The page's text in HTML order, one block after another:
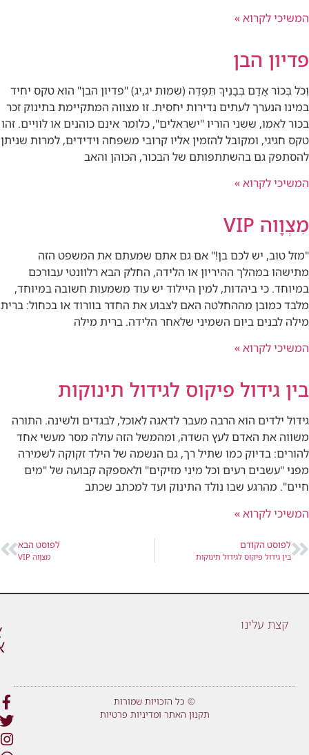
המשיכי לקרוא »
פדיון הבן
וְכֹל בְּכוֹר אָדָם בְּבָנֶיךָ תִּפְדֶּה (שמות יג,יג) "פדיון הבן" הוא טקס יחיד
במינו הנערך לעתים נדירות יחסית. זו מצווה המתקיימת בתינוק זכר
בכור לאמו, ששני הוריו "ישראלים", כלומר אינם כוהנים או לוויים. זהו
טקס חגיגי, ומקובל להזמין אליו קרובי משפחה וידידים, למרות שניתן
להסתפק גם בהשתתפותם של הבכור, הכוהן והאב
המשיכי לקרוא »
מִצְוָוה VIP
"מזל טוב, יש לכם בן!" אם גם אתם שמעתם את המשפט הזה
מתישהו במהלך ההיריון או הלידה, החלק הבא רלוונטי עבורכם
במיוחד. כי ביהדות, למין היילוד יש עוד משמעות חשובה במיוחד,
מלבד כמובן מההחלטה האם לצבוע את החדר בוורוד או בכחול: ברית
מילה לבנים ביום השמיני שלאחר הלידה. ברית מילה
המשיכי לקרוא »
בין גידול פיקוס לגידול תינוקות
גידול ילדים הוא הרבה מעבר לדאגה לאוכל, לבגדים ולשינה. התורה
משווה את האדם לעץ השדה, ומהמשל הזה עולה מסר מעשי אחד
להורים: בדיוק כמו שתיל רך, גם הנשמה של הילד זקוקה לשמירה
מפני "עשבים רעים וכל מיני מזיקים" ולאספקה קבועה של "מים
חיים". מהרגע שבו נולד התינוק ועד למכתב שכתב
המשיכי לקרוא »
לפוסט הקודם
בין גידול פיקוס לגידול תינוקות
לפוסט הבא
מִצְוָוה VIP
קצת עלינו
© כל הזכויות שמורות
תקנון האתר ומדיניות פרטיות